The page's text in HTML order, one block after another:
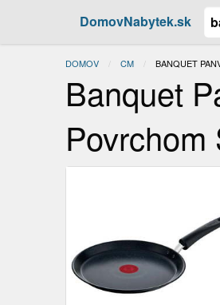
DomovNabytek.sk
DOMOV CM ACTUAL:
BANQUET
Banquet